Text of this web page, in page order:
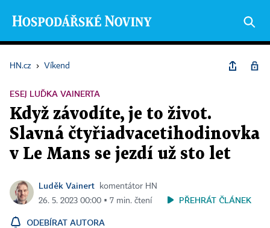
HN.cz › Víkend
ESEJ LUĎKA VAINERTA
Když závodíte, je to život.
Slavná čtyřiadvacetihodinovka
v Le Mans se jezdí už sto let
Luděk Vainert
komentátor HN
26. 5. 2023 00:00 ▪ 7 min. čtení
PŘEHRÁT ČLÁNEK
ODEBÍRAT AUTORA